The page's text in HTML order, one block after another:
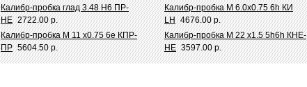
Калибр-пробка глад 3.48 Н6 ПР-
НЕ 2722.00 р.
Калибр-пробка М 6.0х0.75 6h КИ
LH 4676.00 р.
Калибр-пробка М 11 х0.75 6e КПР-
ПР 5604.50 р.
Калибр-пробка М 22 х1.5 5h6h КНЕ-
НЕ 3597.00 р.